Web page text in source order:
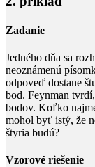
Zadanie
Jedného dňa sa
neoznámenú
odpoveď dostane
bod. Feynman
bodov. Koľko
mohol byť istý, že
štyria budú?
Vzorové riešenie